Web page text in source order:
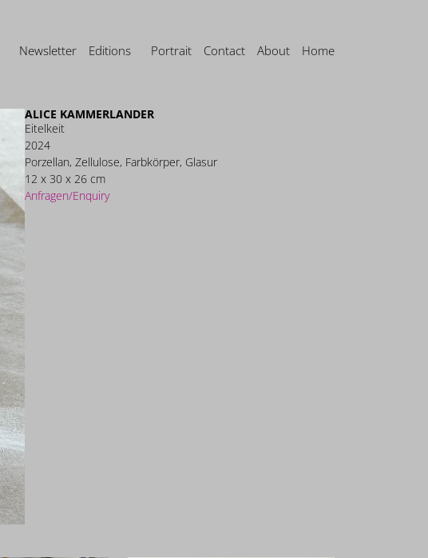
Newsletter Editions Portrait Contact About Home
ALICE KAMMERLANDER
Eitelkeit
2024
Porzellan, Zellulose, Farbkörper, Glasur
12 x 30 x 26 cm
Anfragen/Enquiry